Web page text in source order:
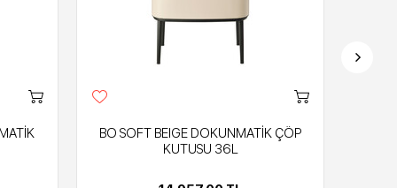
BO SOFT BEIGE DOKUNMATİK ÇÖP
KUTUSU 36L